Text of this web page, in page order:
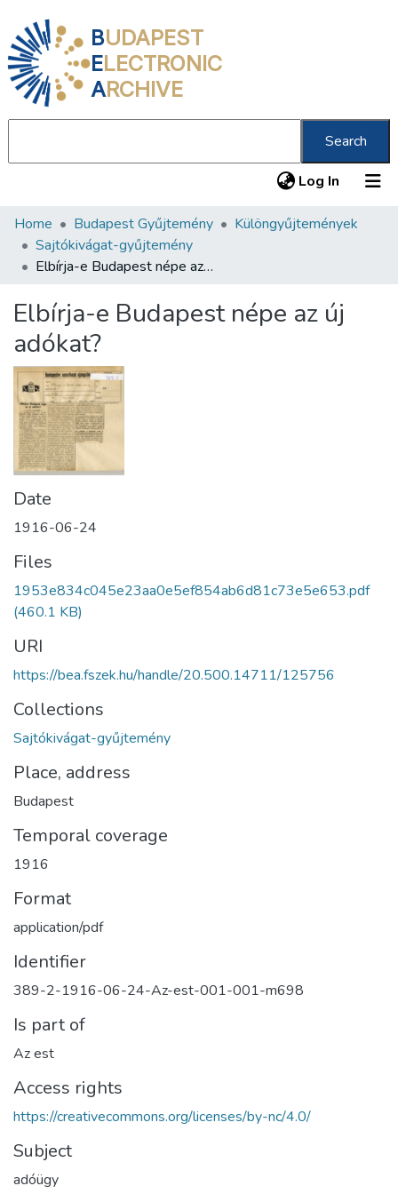
BUDAPEST
ELECTRONIC
ARCHIVE
Search
Log In (current)
Communities & Collections
All of DSpace
About us
Home Budapest Gyűjtemény
Különgyűjtemények
Sajtókivágat-gyűjtemény
Elbírja-e Budapest népe az új adókat?
Elbírja-e Budapest népe az új
adókat?
Date
1916-06-24
Files
1953e834c045e23aa0e5ef854ab6d81c73e5e653.pdf
(460.1 KB)
URI
https://bea.fszek.hu/handle/20.500.14711/125756
Collections
Sajtókivágat-gyűjtemény
Place, address
Budapest
Temporal coverage
1916
Format
application/pdf
Identifier
389-2-1916-06-24-Az-est-001-001-m698
Is part of
Az est
Access rights
https://creativecommons.org/licenses/by-nc/4.0/
Subject
adóügy